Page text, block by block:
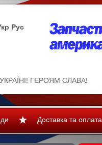
Рус
ГЕРОЯМ СЛАВА!
Доставка та оплата